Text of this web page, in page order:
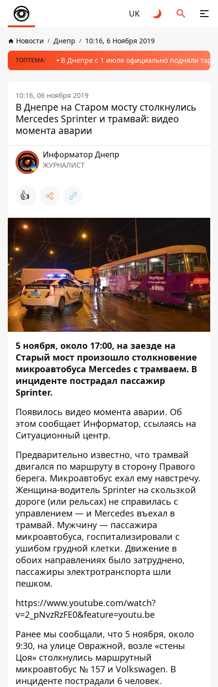
UK
Новости Днепр 10:16, 6 Ноября 2019
ТОПТЕМА: В Днепре с 1 июля официально подняли
10:16, 06 ноября 2019
В Днепре на Старом мосту столкнулись
Mercedes Sprinter и трамвай: видео
момента аварии
Информатор Днепр
ЖУРНАЛИСТ
👍
5 ноября, около 17:00, на заезде на
Старый мост произошло столкновение
микроавтобуса Mercedes с трамваем. В
инциденте пострадал пассажир
Sprinter.
Появилось видео момента аварии. Об
этом сообщает Информатор, ссылаясь на
Ситуационный центр.
Предварительно известно, что трамвай
двигался по маршруту в сторону Правого
берега. Микроавтобус ехал ему навстречу.
Женщина-водитель Sprinter на скользкой
дороге (или рельсах) не справилась с
управлением — и Mercedes въехал в
трамвай. Мужчину — пассажира
микроавтобуса, госпитализировали с
ушибом грудной клетки. Движение в
обоих направлениях было затруднено,
пассажиры электротранспорта шли
пешком.
https://www.youtube.com/watch?
v=2_pNvzRzFE0&feature=youtu.be
Ранее мы сообщали, что 5 ноября, около
9:30, на улице Овражной, возле «стены
Цоя» столкнулись маршрутный
микроавтобус № 157 и Volkswagen. В
инциденте пострадали 6 человек.